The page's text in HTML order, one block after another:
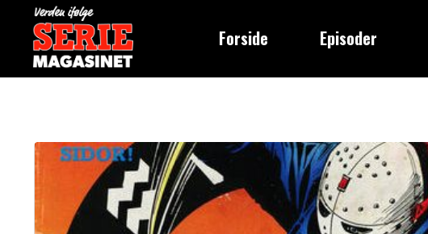
Seriemagasinet
Skip
to
content
Forside Episoder